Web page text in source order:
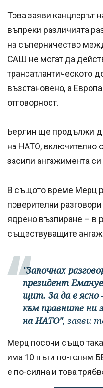
Това заяви канцлерът
въпреки различията
на съперничество
САЩ не могат да
трансатлантическото
възстановено, а
отговорност.
Берлин ще продължи
на НАТО, включително
засили ангажимента
В същото време Мерц
поверителни
ядрено възпиране – в
съществуващите
"Започнах
президент
щит. За да е ясно
към правните ни
на НАТО", заяви
Мерц посочи също
има 10 пъти по-голям
е по-силна и това